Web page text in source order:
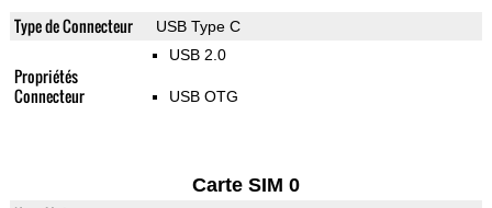
Type de Connecteur USB Type C
Propriétés
Connecteur
USB 2.0
USB OTG
Carte SIM 0